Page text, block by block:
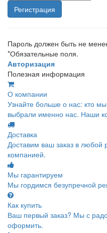
Пароль должен быть не
*Обязательные поля.
Авторизация
Полезная информация
О компании
Узнайте больше о нас: кто
выбрали именно нас. Наши
Доставка
Доставим ваш заказ в любой
компанией.
Мы гарантируем
Мы гордимся безупречной
Как купить
Ваш первый заказ? Мы с
оформить.